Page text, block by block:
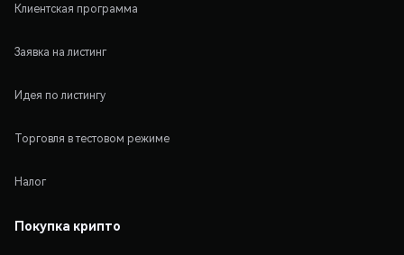
Клиентская программа
Заявка на листинг
Идея по листингу
Торговля в тестовом режиме
Налог
Покупка крипто